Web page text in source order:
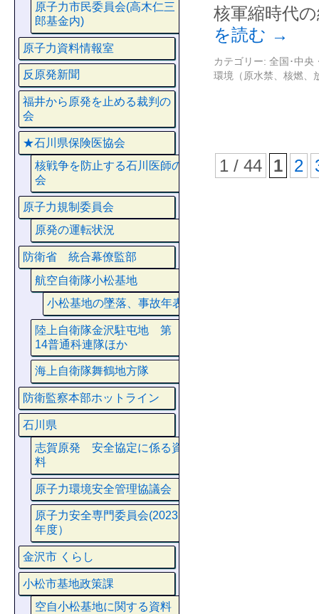
核軍縮時代
を読む →
カテゴリー: 全国･中央
環境（原水禁、核燃、
1 / 44 1 2
原子力市民委員会(高木仁三
郎基金内)
原子力資料情報室
反原発新聞
福井から原発を止める裁判の
会
★石川県保険医協会
核戦争を防止する石川医師の
会
原子力規制委員会
原発の運転状況
防衛省 統合幕僚監部
航空自衛隊小松基地
小松基地の墜落、事故年表
陸上自衛隊金沢駐屯地 第
14普通科連隊ほか
海上自衛隊舞鶴地方隊
防衛監察本部ホットライン
石川県
志賀原発 安全協定に係る資
料
原子力環境安全管理協議会
原子力安全専門委員会(2023
年度）
金沢市 くらし
小松市基地政策課
空自小松基地に関する資料